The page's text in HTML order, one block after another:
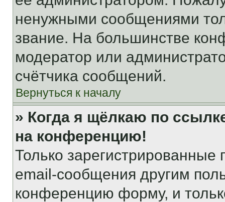
ненужными сообщениями
звание. На большинстве
модератор или
счётчика сообщений.
Вернуться к началу
» Когда я щёлкаю по
на конференцию!
Только зарегистрированные
email-сообщения другим
конференцию форму, и